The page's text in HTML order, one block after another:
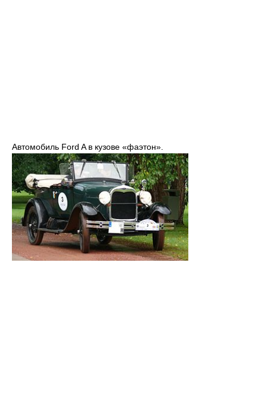
Автомобиль Ford A в кузове «фаэтон».